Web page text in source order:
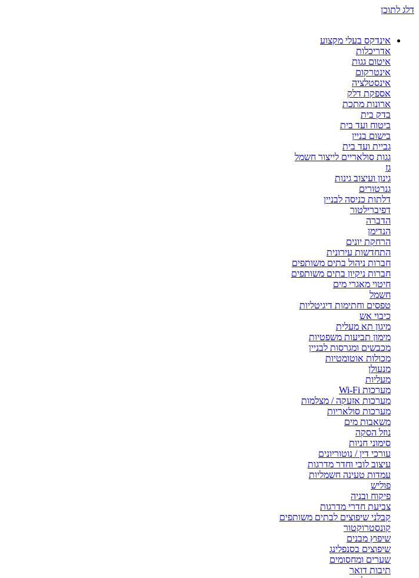
דלג לתוכן
אינדקס בעלי מקצוע
אדריכלות
איטום גגות
אינטרקום
אינסטלציה
אספקת דלק
ארונות מתכת
בדק בית
ביטוח ועד בית
בישום בניין
גביית ועד בית
גגות סולאריים לייצור חשמל
גז
גינון ועיצוב גינות
גנרטורים
דלתות כניסה לבניין
דפיברילטור
הדברה
הנדימן
הרחקת יונים
התחדשות עירונית
חברות ניהול בתים משותפים
חברות ניקיון בתים משותפים
חיטוי מאגרי מים
חשמל
טפסים וחתימות דיגיטליות
כיבוי אש
מיגון תא מעלית
מימון תביעות משפטיות
מכבשים ומגרסות לבניין
מכולות אוטומטיות
מנעולן
מעליות
מערכות Wi-Fi
מערכות אזעקה / מצלמות
מערכות סולאריות
משאבות מים
נוזל הסקה
סימוני חניות
עורכי דין / נוטוריונים
עיצוב לובי וחדר מדרגות
עמדות טעינה חשמליות
פוליש
פיקוח ובניה
צביעת חדרי מדרגות
קבלני שיפוצים לבתים משותפים
קונסטרוקטור
שיפוץ מבנים
שיפוצים בסנפלינג
שערים ומחסומים
תיבות דואר